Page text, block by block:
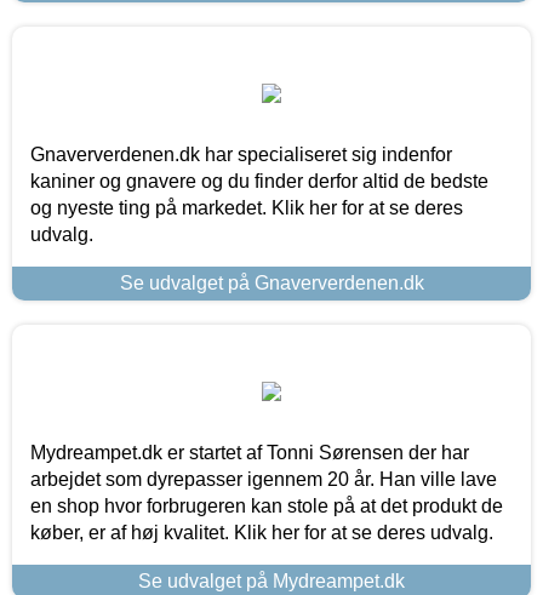
Gnaververdenen.dk har specialiseret sig indenfor
kaniner og gnavere og du finder derfor altid de bedste
og nyeste ting på markedet. Klik her for at se deres
udvalg.
Se udvalget på Gnaververdenen.dk
Mydreampet.dk er startet af Tonni Sørensen der har
arbejdet som dyrepasser igennem 20 år. Han ville lave
en shop hvor forbrugeren kan stole på at det produkt de
køber, er af høj kvalitet. Klik her for at se deres udvalg.
Se udvalget på Mydreampet.dk